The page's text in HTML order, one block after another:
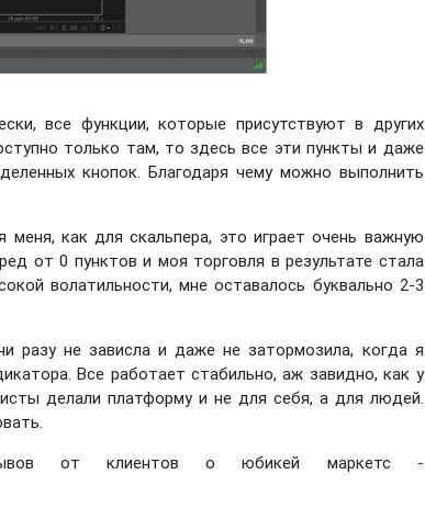
все функции, которые присутствуют в других
только там, то здесь все эти пункты и даже
кнопок. Благодаря чему можно выполнить
как для скальпера, это играет очень важную
от 0 пунктов и моя торговля в результате стала
волатильности, мне оставалось буквально 2-3
разу не зависла и даже не затормозила, когда я
Все работает стабильно, аж завидно, как у
делали платформу и не для себя, а для людей.
от клиентов о юбикей маркетс -